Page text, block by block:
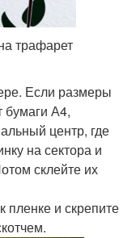
трафарет
Если размеры
А4,
центр, где
на сектора и
склейте их
пленке и скрепите